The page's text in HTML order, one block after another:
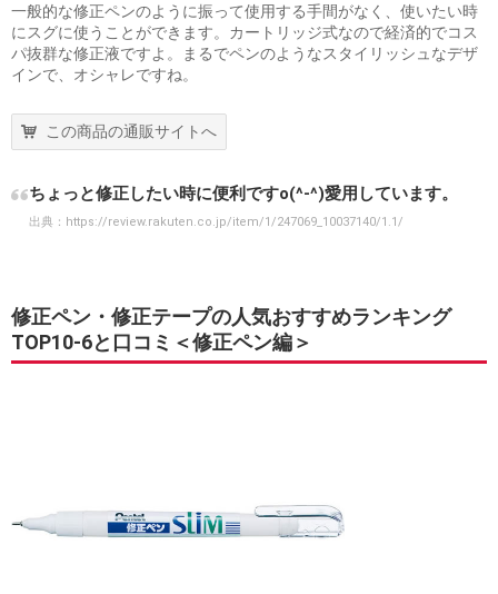
一般的な修正ペンのように振って使用する手間がなく、使いたい時
にスグに使うことができます。カートリッジ式なので経済的でコス
パ抜群な修正液ですよ。まるでペンのようなスタイリッシュなデザ
インで、オシャレですね。
この商品の通販サイトへ
ちょっと修正したい時に便利ですo(^-^)愛用しています。
出典： https://review.rakuten.co.jp/item/1/247069_10037140/1.1/
修正ペン・修正テープの人気おすすめランキング
TOP10-6と口コミ＜修正ペン編＞